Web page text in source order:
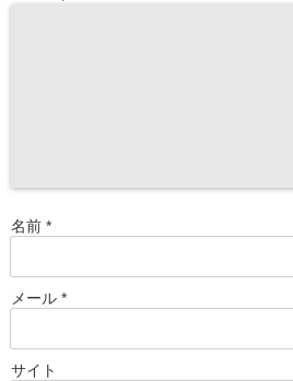
名前 *
メール *
サイト